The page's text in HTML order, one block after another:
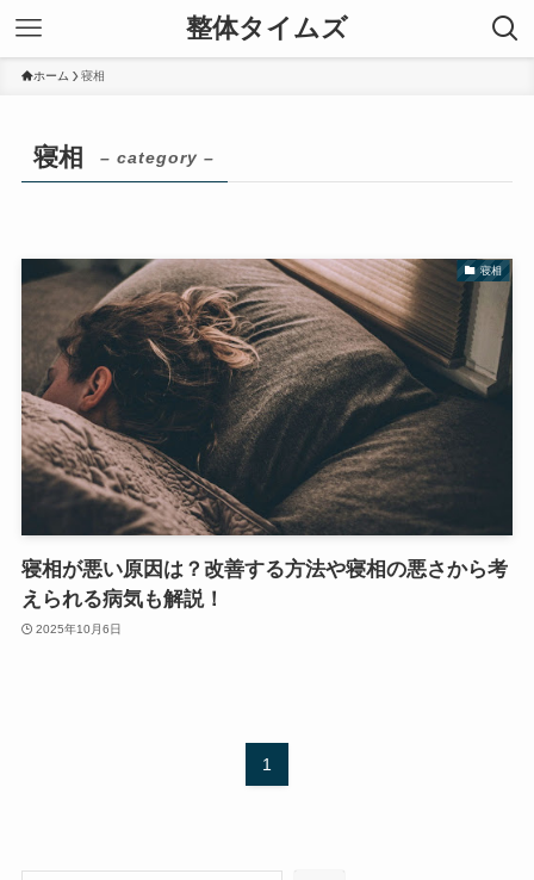
整体タイムズ
ホーム 寝相
寝相 – category –
寝相
寝相が悪い原因は？改善する方法や寝相の悪さから考
えられる病気も解説！
2025年10月6日
1